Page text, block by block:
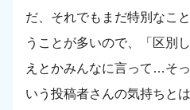
だ、それでもまだ特別なこ
うことが多いので、「区別
えとかみんなに言って…そ
いう投稿者さんの気持ちと